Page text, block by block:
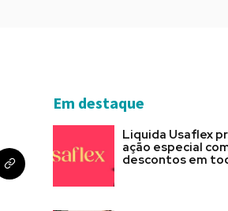
Em destaque
Liquida Usaflex
ação especial
descontos em